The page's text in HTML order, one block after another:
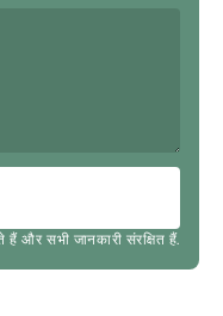
और सभी जानकारी संरक्षित हैं.